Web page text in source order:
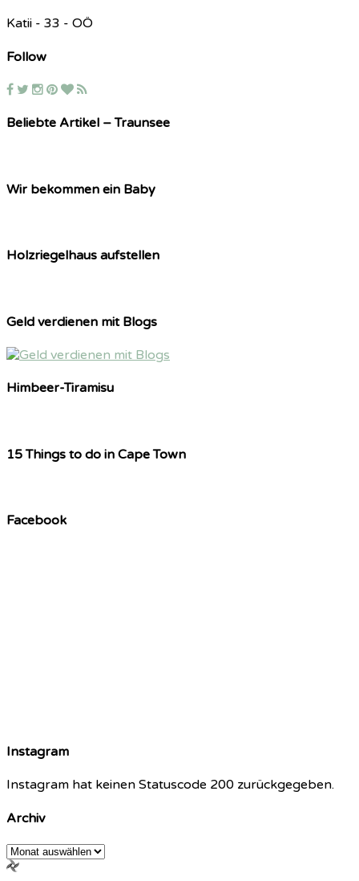
Katii - 33 - OÖ
Follow
Beliebte Artikel – Traunsee
Wir bekommen ein Baby
Holzriegelhaus aufstellen
Geld verdienen mit Blogs
Himbeer-Tiramisu
15 Things to do in Cape Town
Facebook
Instagram
Instagram hat keinen Statuscode 200 zurückgegeben.
Archiv
Archiv